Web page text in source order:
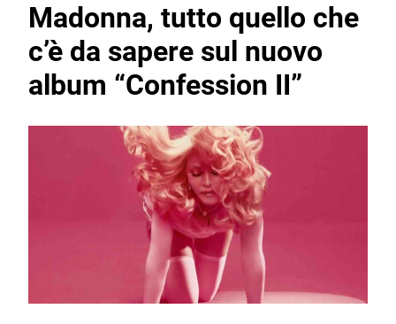
Madonna, tutto quello che
c’è da sapere sul nuovo
album “Confession II”